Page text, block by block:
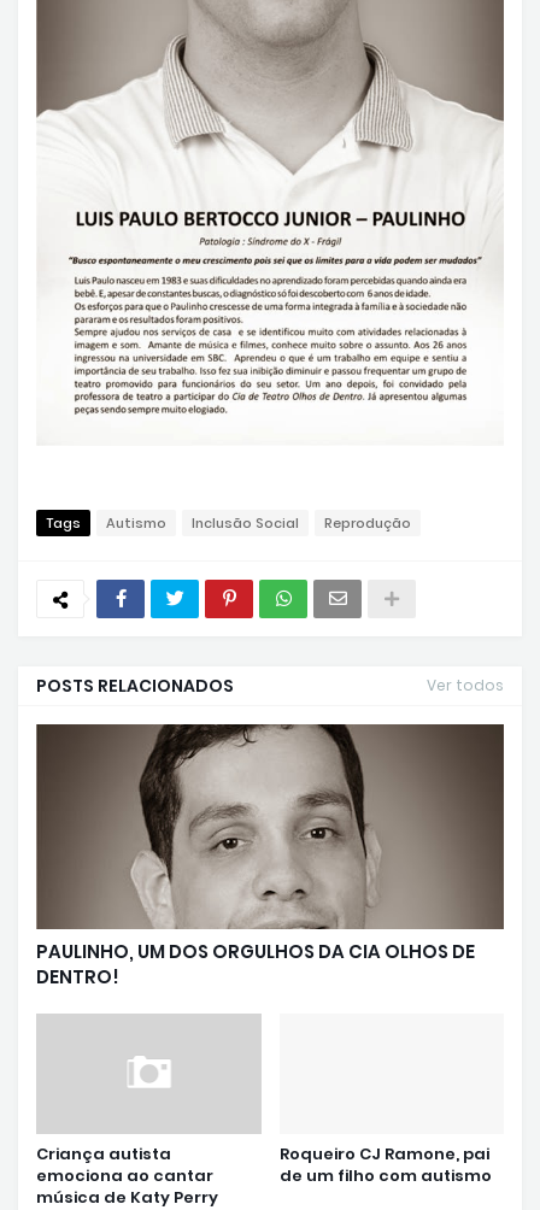
Tags Autismo Inclusão Social Reprodução
POSTS RELACIONADOS Ver todos
PAULINHO, UM DOS ORGULHOS DA CIA OLHOS DE
DENTRO!
Criança autista
emociona ao cantar
música de Katy Perry
Roqueiro CJ Ramone, pai
de um filho com autismo